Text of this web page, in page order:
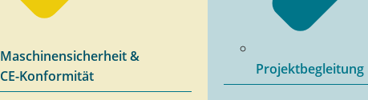
Maschinensicherheit &
CE-Konformität
Projektbegleitung